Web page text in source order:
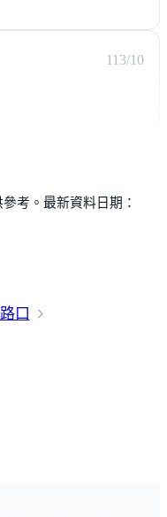
113/10
考。最新資料日期：
口